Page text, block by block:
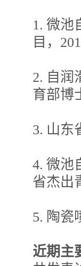
1. 微池
目，
2. 自润
育部博
3. 山东
4. 微池
省杰出
5. 陶瓷
近期主